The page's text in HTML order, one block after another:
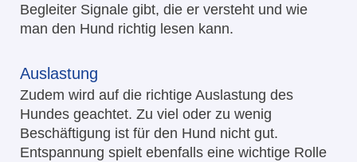
Begleiter Signale gibt, die er versteht und wie
man den Hund richtig lesen kann.
Auslastung
Zudem wird auf die richtige Auslastung des
Hundes geachtet. Zu viel oder zu wenig
Beschäftigung ist für den Hund nicht gut.
Entspannung spielt ebenfalls eine wichtige Rolle